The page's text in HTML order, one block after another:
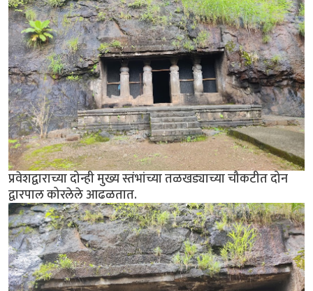
प्रवेशद्वाराच्या दोन्ही मुख्य स्तंभांच्या तळखड्याच्या चौकटीत दोन
द्वारपाल कोरलेले आढळतात.